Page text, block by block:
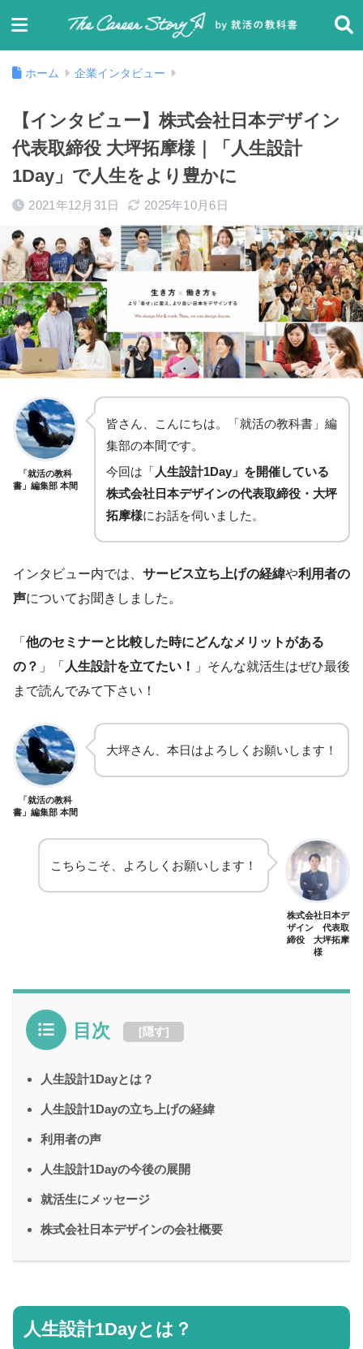
ホーム 企業インタビュー
【インタビュー】株式会社日本デザイン
代表取締役 大坪拓摩様｜「人生設計
1Day」で人生をより豊かに
2021年12月31日 2025年10月6日
「就活の教科
書」編集部 本間
皆さん、こんにちは。「就活の教科書」編
集部の本間です。
今回は「 人生設計1Day」を開催している
株式会社日本デザインの代表取締役・大坪
拓摩様にお話を伺いました。
インタビュー内では、 サービス立ち上げの経緯や利用者の
声についてお聞きしました。
「 他のセミナーと比較した時にどんなメリットがある
の？ 」「 人生設計を立てたい！
」そんな就活生はぜひ最後
まで読んでみて下さい！
「就活の教科
書」編集部 本間
大坪さん、本日はよろしくお願いします！
こちらこそ、よろしくお願いします！
株式会社日本デ
ザイン 代表取
締役 大坪拓摩
様
目次 [隠す]
人生設計1Dayとは？
人生設計1Dayの立ち上げの経緯
利用者の声
人生設計1Dayの今後の展開
就活生にメッセージ
株式会社日本デザインの会社概要
人生設計1Dayとは？